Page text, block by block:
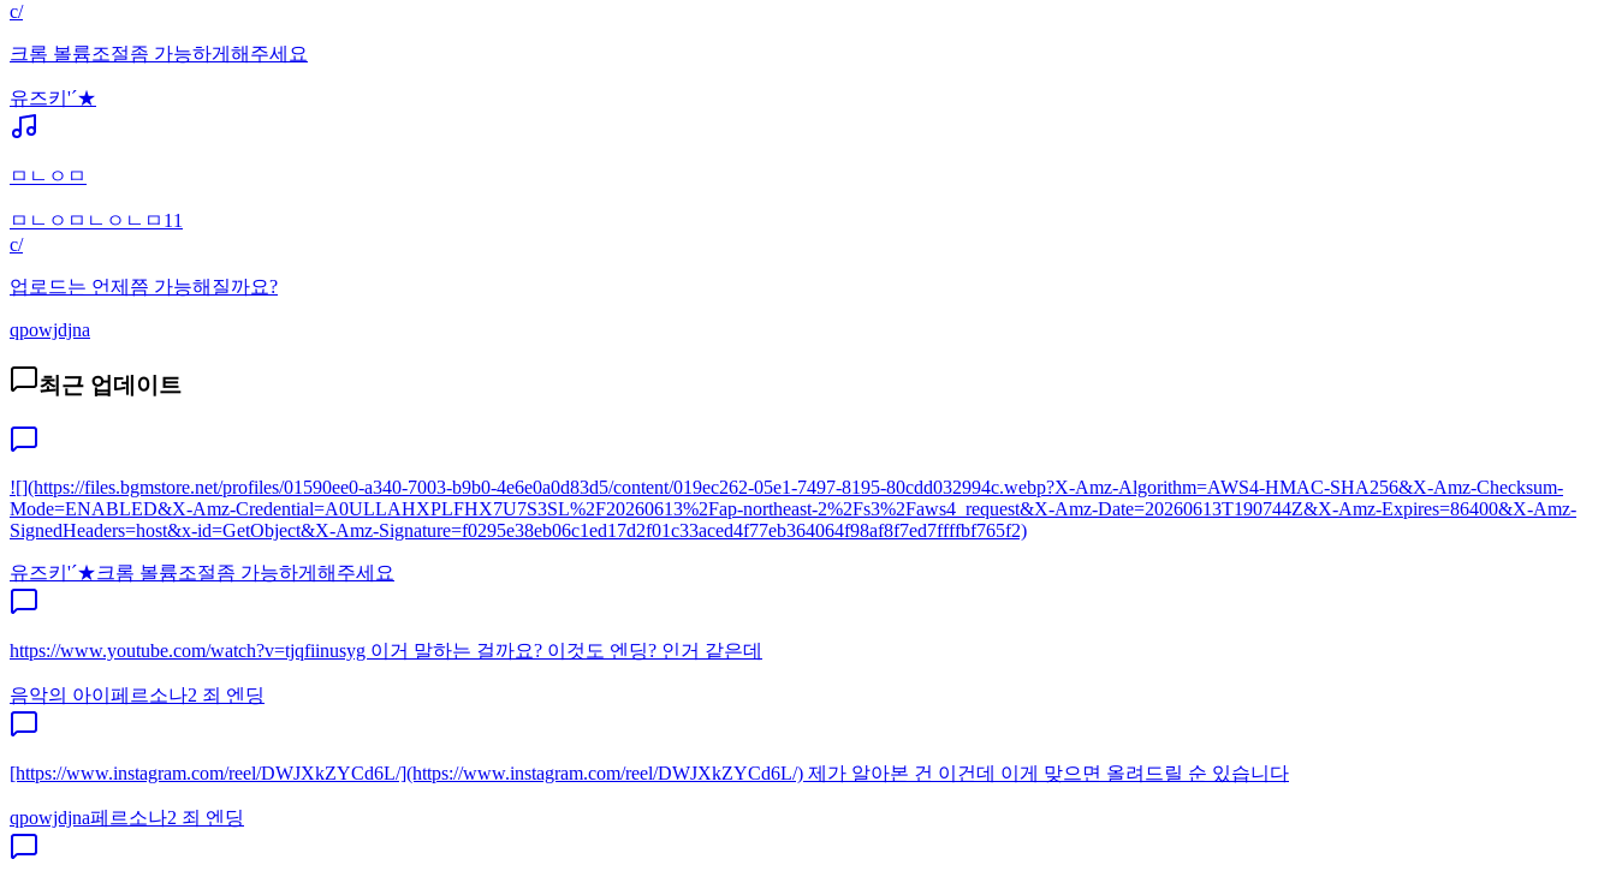
c/
크롬 볼륨조절좀 가능하게해주세요
유즈키'´★
ㅁㄴㅇㅁ
ㅁㄴㅇㅁㄴㅇㄴㅁ11
c/
업로드는 언제쯤 가능해질까요?
qpowjdjna
최근 업데이트
![](https://files.bgmstore.net/profiles/01590ee0-a340-7003-b9b0-4e6e0a0d83d5/content/019ec262-05e1-7497-8195-80cdd032994c.webp?X-Amz-Algorithm=AWS4-HMAC-SHA256&X-Amz-Checksum-
Mode=ENABLED&X-Amz-Credential=A0ULLAHXPLFHX7U7S3SL%2F20260613%2Fap-northeast-2%2Fs3%2Faws4_request&X-Amz-Date=20260613T190744Z&X-Amz-Expires=86400&X-Amz-
SignedHeaders=host&x-id=GetObject&X-Amz-Signature=f0295e38eb06c1ed17d2f01c33aced4f77eb364064f98af8f7ed7ffffbf765f2)
유즈키'´★크롬 볼륨조절좀 가능하게해주세요
https://www.youtube.com/watch?v=tjqfiinusyg 이거 말하는 걸까요? 이것도 엔딩? 인거 같은데
음악의 아이 페르소나2 죄 엔딩
[https://www.instagram.com/reel/DWJXkZYCd6L/](https://www.instagram.com/reel/DWJXkZYCd6L/) 제가 알아본 건 이건데 이게 맞으면 올려드릴 순 있습니다
qpowjdjna페르소나2 죄 엔딩